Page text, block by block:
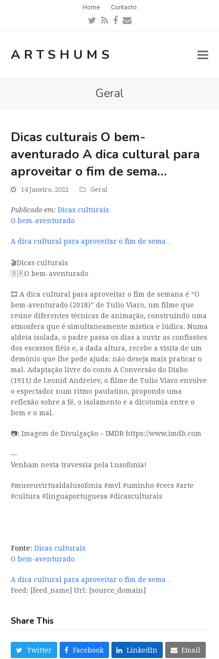
Home Contacto
Twitter
RSSFacebook
Email
ARTSHUMS
Geral
Dicas culturais O bem-
aventurado A dica cultural para
aproveitar o fim de sema…
14 Janeiro, 2022 Geral
Publicado em: Dicas culturais
O bem-aventurado
A dica cultural para aproveitar o fim de sema…
🎬Dicas culturais
🇧🇷O bem-aventurado
🎞️ A dica cultural para aproveitar o fim de semana é “O
bem-aventurado (2018)” de Tulio Viaro, um filme que
reúne diferentes técnicas de animação, construindo uma
atmosfera que é simultaneamente mística e lúdica. Numa
aldeia isolada, o padre passa os dias a ouvir as confissões
dos escassos fiéis e, a dada altura, recebe a visita de um
demónio que lhe pede ajuda: não deseja mais praticar o
mal. Adaptação livre do conto A Conversão do Diabo
(1911) de Leonid Andreiev, o filme de Tulio Viaro envolve
o espectador num ritmo paulatino, propondo uma
reflexão sobre a fé, o isolamento e a dicotomia entre o
bem e o mal.
📷: Imagem de Divulgação – IMDB https://www.imdb.com
—
Venham nesta travessia pela Lusofonia!
#museuvirtualdalusofonia #mvl #uminho #cecs #arte
#cultura #línguaportuguesa #dicasculturais
Fonte: Dicas culturais
O bem-aventurado
A dica cultural para aproveitar o fim de sema…
Feed: [feed_name] Url: [source_domain]
Share This
Twitter Facebook LinkedIn Email